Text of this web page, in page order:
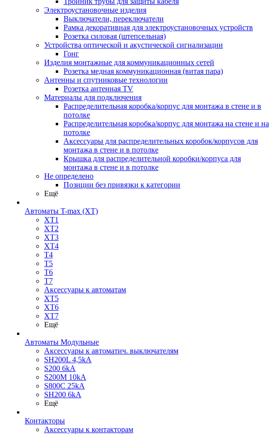
Электроустановочные изделия
Выключатели, переключатели
Рамка декоративная для электроустановочных устройств
Розетка силовая (штепсельная)
Устройства оптической и акустической сигнализации
Гонг
Изделия монтажные для коммуникационных сетей
Розетка медная коммуникационная (витая пара)
Антенны и спутниковые технологии
Розетка антенная TV
Материалы для подключения
Распределительная коробка/корпус для монтажа в стене и в
потолке
Распределительная коробка/корпус для монтажа на стене и на
потолке
Аксессуары для распределительных коробок/корпусов для
монтажа в стене и в потолке
Крышка для распределительной коробки/корпуса для
монтажа в стене и в потолке
Не определено
Позиции без привязки к категории
Ещё
Автоматы T-max (XT)
XT1
XT2
XT3
XT4
T4
T5
T6
T7
Аксессуары к автоматам
XT5
XT6
XT7
Ещё
Автоматы Модульные
Аксессуары к автоматич. выключателям
SH200L 4,5kA
S200 6kA
S200M 10kA
S800C 25kA
SH200 6kA
Ещё
Контакторы
Аксессуары к контакторам